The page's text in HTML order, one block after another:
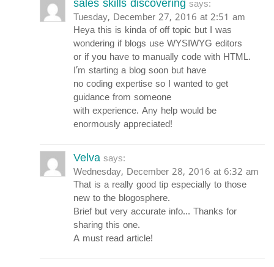
sales skills discovering says:
Tuesday, December 27, 2016 at 2:51 am
Heya this is kinda of off topic but I was
wondering if blogs use WYSIWYG editors
or if you have to manually code with HTML.
I’m starting a blog soon but have
no coding expertise so I wanted to get
guidance from someone
with experience. Any help would be
enormously appreciated!
Velva says:
Wednesday, December 28, 2016 at 6:32 am
That is a really good tip especially to those
new to the blogosphere.
Brief but very accurate info… Thanks for
sharing this one.
A must read article!